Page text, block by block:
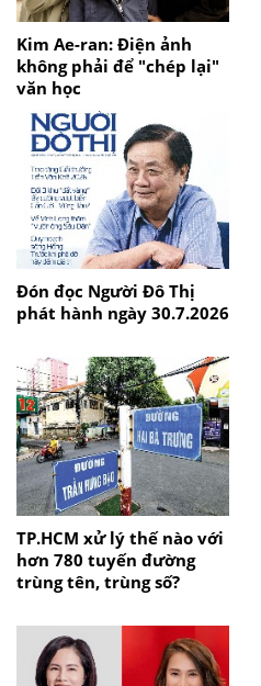
Kim Ae-ran: Điện ảnh
không phải để "chép lại"
văn học
Đón đọc Người Đô Thị
phát hành ngày 30.7.2026
TP.HCM xử lý thế nào với
hơn 780 tuyến đường
trùng tên, trùng số?